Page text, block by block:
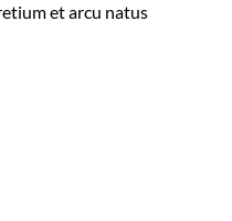
et arcu natus